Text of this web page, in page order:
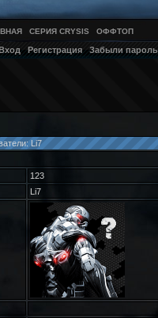
СЕРИЯ CRYSIS ОФФТОП
Регистрация Забыли
Li7
123
Li7